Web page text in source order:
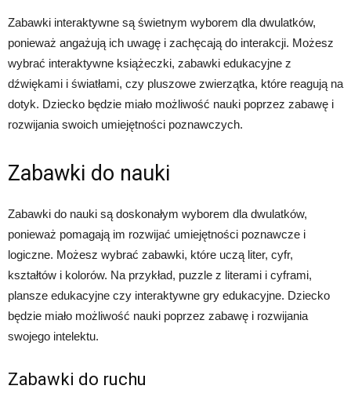
Zabawki interaktywne są świetnym wyborem dla dwulatków,
ponieważ angażują ich uwagę i zachęcają do interakcji. Możesz
wybrać interaktywne książeczki, zabawki edukacyjne z
dźwiękami i światłami, czy pluszowe zwierzątka, które reagują na
dotyk. Dziecko będzie miało możliwość nauki poprzez zabawę i
rozwijania swoich umiejętności poznawczych.
Zabawki do nauki
Zabawki do nauki są doskonałym wyborem dla dwulatków,
ponieważ pomagają im rozwijać umiejętności poznawcze i
logiczne. Możesz wybrać zabawki, które uczą liter, cyfr,
kształtów i kolorów. Na przykład, puzzle z literami i cyframi,
plansze edukacyjne czy interaktywne gry edukacyjne. Dziecko
będzie miało możliwość nauki poprzez zabawę i rozwijania
swojego intelektu.
Zabawki do ruchu